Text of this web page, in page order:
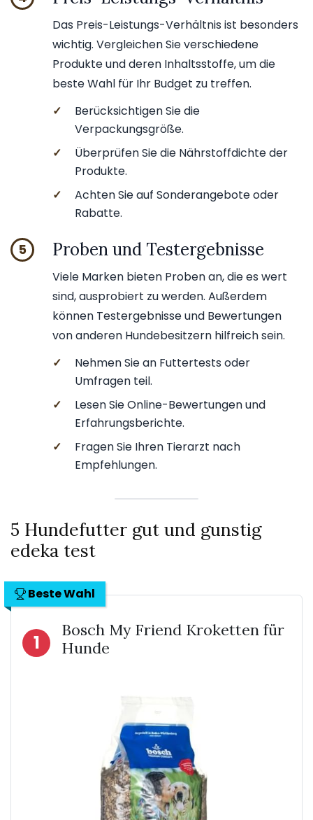
Das Preis-Leistungs-Verhältnis ist besonders
wichtig. Vergleichen Sie verschiedene
Produkte und deren Inhaltsstoffe, um die
beste Wahl für Ihr Budget zu treffen.
✓
Berücksichtigen Sie die
Verpackungsgröße.
✓
Überprüfen Sie die Nährstoffdichte der
Produkte.
✓
Achten Sie auf Sonderangebote oder
Rabatte.
5 Proben und Testergebnisse
Viele Marken bieten Proben an, die es wert
sind, ausprobiert zu werden. Außerdem
können Testergebnisse und Bewertungen
von anderen Hundebesitzern hilfreich sein.
✓
Nehmen Sie an Futtertests oder
Umfragen teil.
✓
Lesen Sie Online-Bewertungen und
Erfahrungsberichte.
✓
Fragen Sie Ihren Tierarzt nach
Empfehlungen.
5 Hundefutter gut und gunstig
edeka test
Beste Wahl
1
Bosch My Friend Kroketten für
Hunde